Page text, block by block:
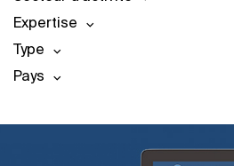
Expertise
Type
Pays